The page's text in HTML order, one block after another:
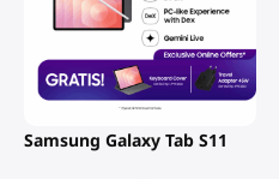
Samsung Galaxy Tab S11